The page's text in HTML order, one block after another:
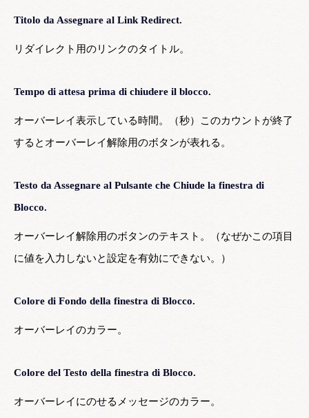
Titolo da Assegnare al Link Redirect.
リダイレクト用のリンクのタイトル。
Tempo di attesa prima di chiudere il blocco.
オーバーレイ表示している時間。（秒）このカウントが終了
するとオーバーレイ解除用のボタンが表れる。
Testo da Assegnare al Pulsante che Chiude la finestra di
Blocco.
オーバーレイ解除用のボタンのテキスト。（なぜかこの項目
に値を入力しないと設定を有効にできない。）
Colore di Fondo della finestra di Blocco.
オーバーレイのカラー。
Colore del Testo della finestra di Blocco.
オーバーレイにのせるメッセージのカラー。